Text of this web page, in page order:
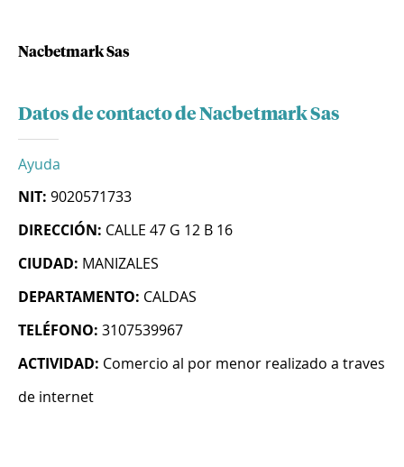
Nacbetmark Sas
Datos de contacto de Nacbetmark Sas
Ayuda
NIT: 9020571733
DIRECCIÓN: CALLE 47 G 12 B 16
CIUDAD: MANIZALES
DEPARTAMENTO: CALDAS
TELÉFONO: 3107539967
ACTIVIDAD: Comercio al por menor realizado a traves
de internet